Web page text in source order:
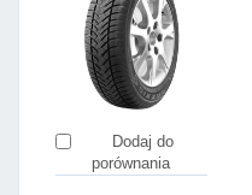
Dodaj do
porównania